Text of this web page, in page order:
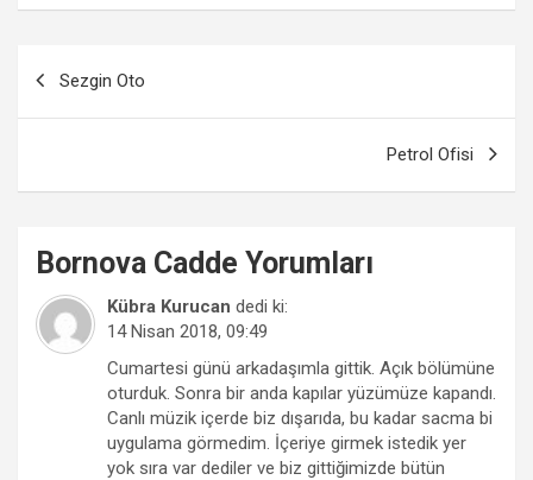
gezinmesi
Sezgin Oto
Petrol Ofisi
Bornova Cadde Yorumları
Kübra Kurucan dedi ki:
14 Nisan 2018, 09:49
Cumartesi günü arkadaşımla gittik. Açık bölümüne
oturduk. Sonra bir anda kapılar yüzümüze kapandı.
Canlı müzik içerde biz dışarıda, bu kadar sacma bi
uygulama görmedim. İçeriye girmek istedik yer
yok sıra var dediler ve biz gittiğimizde bütün